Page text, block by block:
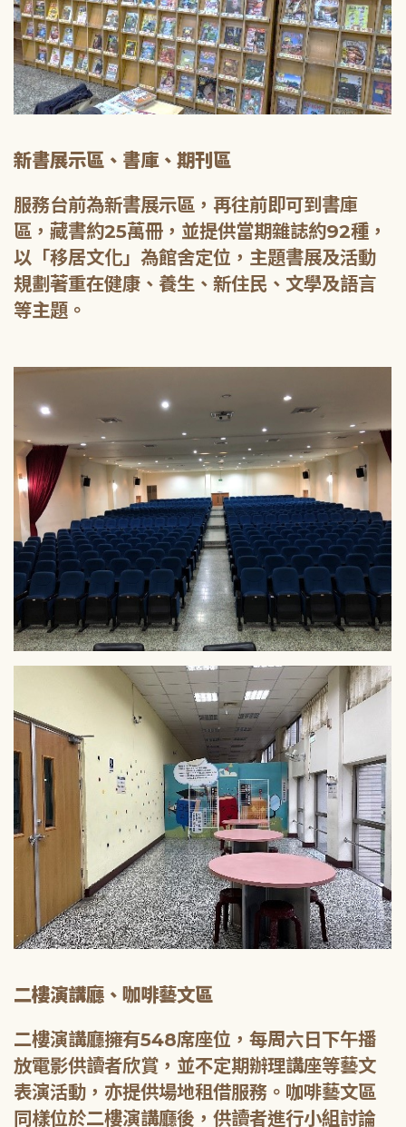
新書展示區、書庫、期刊區
服務台前為新書展示區，再往前即可到書庫
區，藏書約25萬冊，並提供當期雜誌約92種，
以「移居文化」為館舍定位，主題書展及活動
規劃著重在健康、養生、新住民、文學及語言
等主題。
二樓演講廳、咖啡藝文區
二樓演講廳擁有548席座位，每周六日下午播
放電影供讀者欣賞，並不定期辦理講座等藝文
表演活動，亦提供場地租借服務。咖啡藝文區
同樣位於二樓演講廳後，供讀者進行小組討論